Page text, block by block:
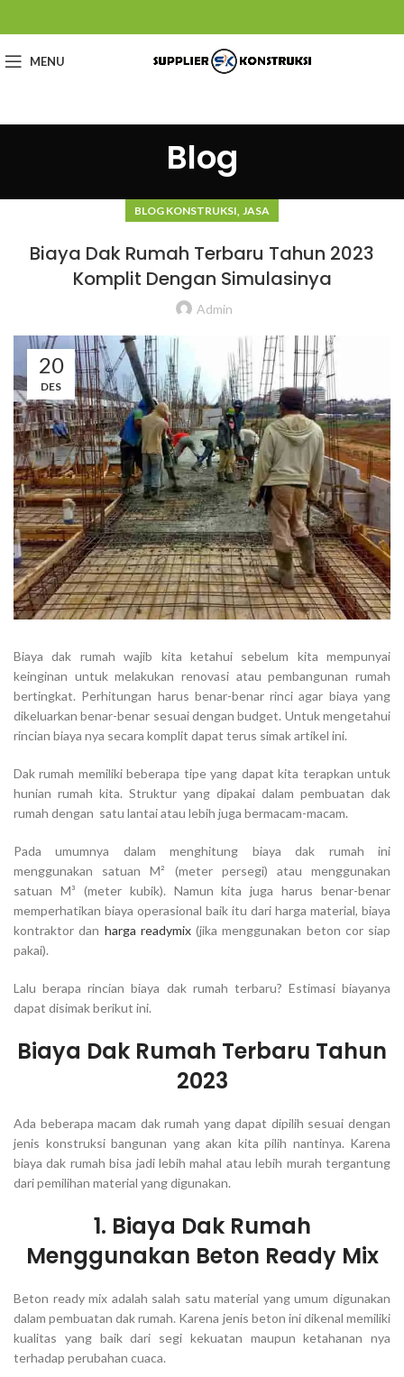
MENU
Blog
BLOG KONSTRUKSI, JASA
Biaya Dak Rumah Terbaru Tahun 2023
Komplit Dengan Simulasinya
Admin
20
DES
Biaya dak rumah wajib kita ketahui sebelum kita mempunyai
keinginan untuk melakukan renovasi atau pembangunan rumah
bertingkat. Perhitungan harus benar-benar rinci agar biaya yang
dikeluarkan benar-benar sesuai dengan budget. Untuk mengetahui
rincian biaya nya secara komplit dapat terus simak artikel ini.
Dak rumah memiliki beberapa tipe yang dapat kita terapkan untuk
hunian rumah kita. Struktur yang dipakai dalam pembuatan dak
rumah dengan satu lantai atau lebih juga bermacam-macam.
Pada umumnya dalam menghitung biaya dak rumah ini
menggunakan satuan M² (meter persegi) atau menggunakan
satuan M³ (meter kubik). Namun kita juga harus benar-benar
memperhatikan biaya operasional baik itu dari harga material, biaya
kontraktor dan harga readymix(jika menggunakan beton cor siap
pakai).
Lalu berapa rincian biaya dak rumah terbaru? Estimasi biayanya
dapat disimak berikut ini.
Biaya Dak Rumah Terbaru Tahun
2023
Ada beberapa macam dak rumah yang dapat dipilih sesuai dengan
jenis konstruksi bangunan yang akan kita pilih nantinya. Karena
biaya dak rumah bisa jadi lebih mahal atau lebih murah tergantung
dari pemilihan material yang digunakan.
1. Biaya Dak Rumah
Menggunakan Beton Ready Mix
Beton ready mix adalah salah satu material yang umum digunakan
dalam pembuatan dak rumah. Karena jenis beton ini dikenal memiliki
kualitas yang baik dari segi kekuatan maupun ketahanan nya
terhadap perubahan cuaca.